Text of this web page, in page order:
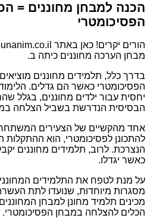
הכנה למבחן מחוננים =
הפסיכומטרי
מבחן הערכה מחוננים כיתה ב.
בדרך כלל, תלמידים מחוננים
הפסיכומטרי כאשר הם גדלים.
יחסית עבור ילדים מחוננים, בגלל
הבסיסית הנדרשת בשביל הצלחה
אחד מהקשיים של הצעירים
להתכונן לפסיכומטרי, הוא ההתקלות
הנצרכת. לרוב, תלמידים מחוננים
כאשר יגדלו.
על מנת לטפח את התלמידים
מסגרות מיוחדות, שנועדו לתת
מכינים תלמיד מחונן למבחן
הכלים להצלחה במבחן הפסיכומטרי.